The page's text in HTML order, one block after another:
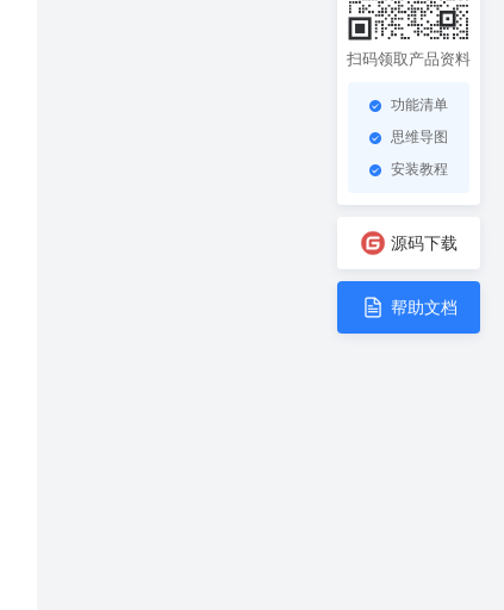
扫码领取产品资料
功能清单
思维导图
安装教程
源码下载
帮助文档